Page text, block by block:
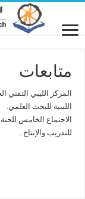
متابعات
المركز الليبي التقني
الليبية للبحث العلمي.
الاجتماع الخامس
للتدريب والإنتاج .